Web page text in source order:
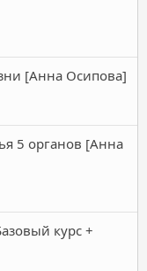
[Анна Осипова]
5 органов [Анна
курс +